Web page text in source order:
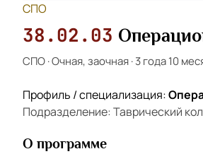
СПО
38.02.03
СПО·Очная, заочная·3 года 10
Профиль / специализация:
Подразделение: Таврический
О программе